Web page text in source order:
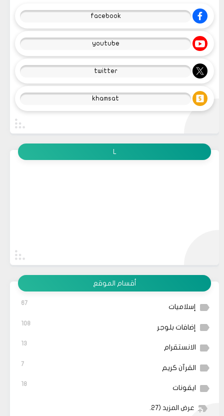
facebook
youtube
twitter
khamsat
L
أقسام الموقع
إسلاميات 67
إضافات بلوجر 108
الانستقرام 13
القرآن كريم 7
ايقونات 18
عرض المزيد (27)